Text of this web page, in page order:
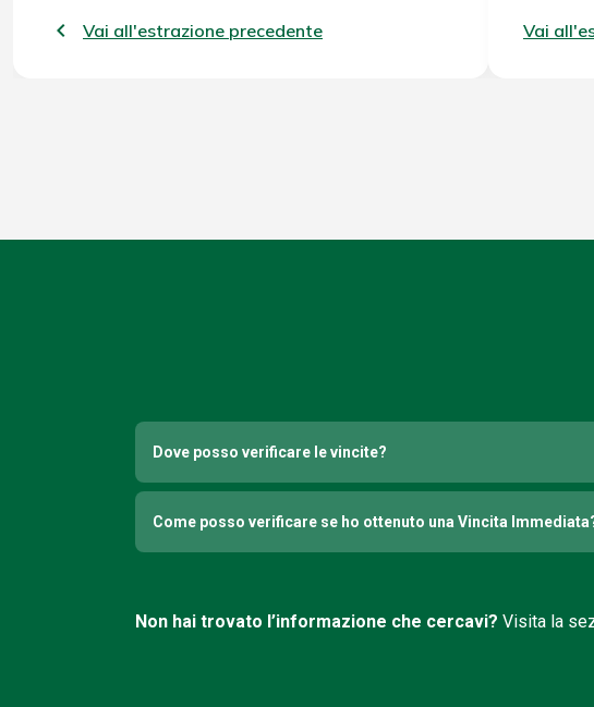
Vai all'estrazione precedente Vai
Dove posso verificare le vincite?
Come posso verificare se ho ottenuto una Vincita
Non hai trovato l’informazione che cercavi? Visita la